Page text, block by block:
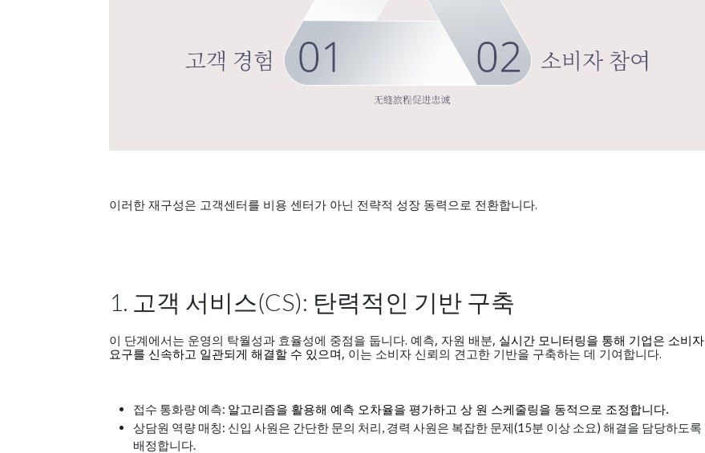
이러한 재구성은 고객센터를 비용 센터가 아닌 전략적 성장 동력으로 전환합니다.
1. 고객 서비스(CS): 탄력적인 기반 구축
이 단계에서는 운영의 탁월성과 효율성에 중점을 둡니다. 예측, 자원 배분, 실시간 모니터링을 통해 기업은 소비자
요구를 신속하고 일관되게 해결할 수 있으며, 이는 소비자 신뢰의 견고한 기반을 구축하는 데 기여합니다.
접수 통화량 예측: 알고리즘을 활용해 예측 오차율을 평가하고 상 원 스케줄링을 동적으로 조정합니다.
상담원 역량 매칭: 신입 사원은 간단한 문의 처리, 경력 사원은 복잡한 문제(15분 이상 소요) 해결을 담당하도록
배정합니다.